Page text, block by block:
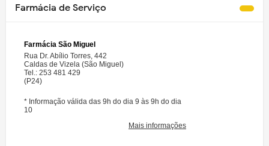
Farmácia de Serviço